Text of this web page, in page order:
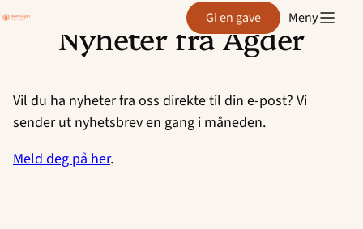
Agder Gi en gave Meny
Nyheter fra Agder
Vil du ha nyheter fra oss direkte til din e-post? Vi
sender ut nyhetsbrev en gang i måneden.
Meld deg på her.